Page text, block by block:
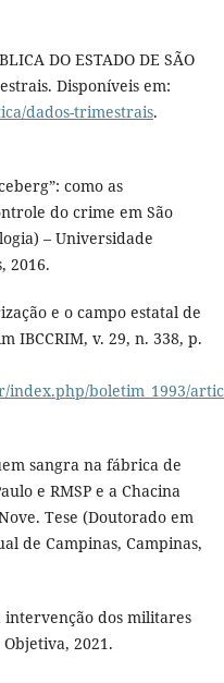
DO ESTADO DE SÃO
Disponíveis em:
dados-trimestrais.
como as
do crime em São
– Universidade
2016.
e o campo estatal de
IBCCRIM, v. 29, n. 338, p.
boletim_1993/
sangra na fábrica de
e RMSP e a Chacina
Tese (Doutorado em
de Campinas, Campinas,
intervenção dos militares
2021.